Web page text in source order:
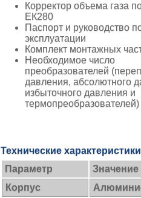
Корректор объема газа
ЕК280
Паспорт и руководство
эксплуатации
Комплект монтажных
Необходимое число
преобразователей
давления, абсолютного
избыточного давления и
термопреобразователей)
Технические характеристики
Параметр
Значение
Корпус